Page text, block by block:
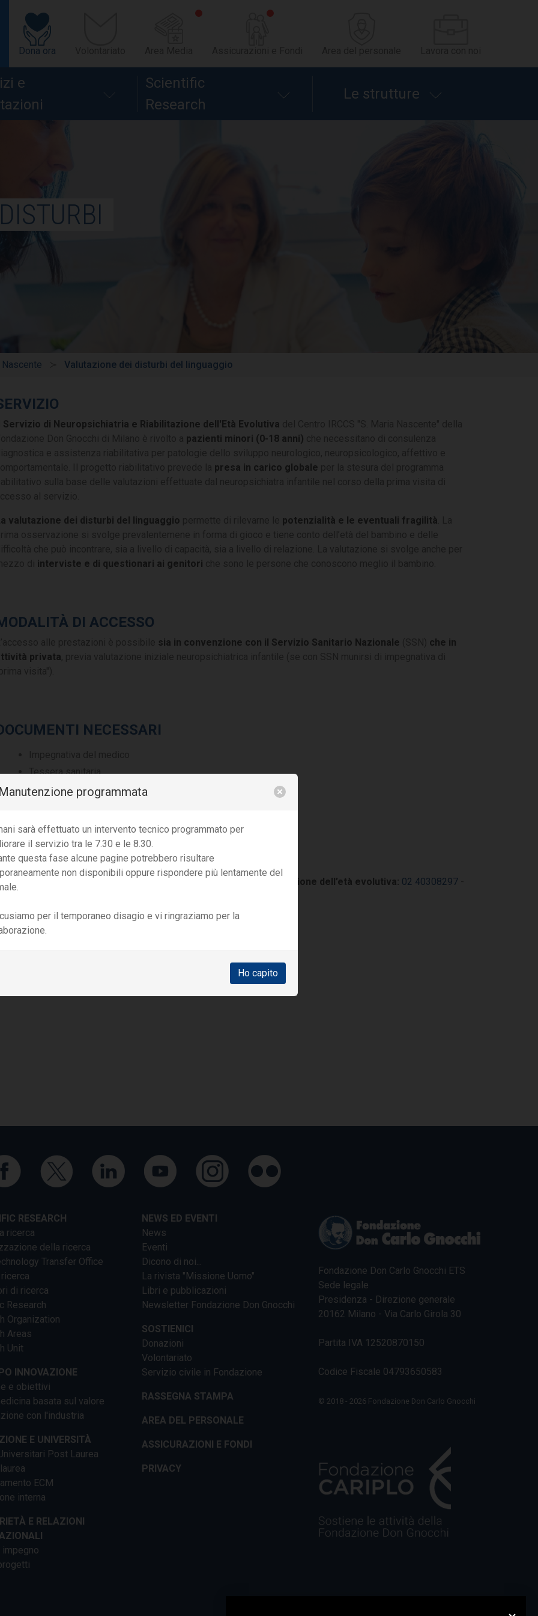
programmata
sarà effettuato un intervento tecnico programmato per
il servizio tra le 7.30 e le 8.30.
questa fase alcune pagine potrebbero risultare
non disponibili oppure rispondere più lentamente del
per il temporaneo disagio e vi ringraziamo per la
Ho capito
Dona ora
e
Scientific
Research
Le strutture
Nascente Valutazione dei disturbi del linguaggio
Servizio di Neuropsichiatria e Riabilitazione dell'Età Evolutiva
pazienti minori (0-18 anni)
presa in carico globale
valutazione dei disturbi del linguaggio potenzialità e le eventuali fragilità
interviste e di questionari ai genitori
DI ACCESSO
sia in convenzione con il Servizio Sanitario Nazionale
che in
privata
NECESSARI
Tessera sanitaria
Eventuale documentazione clinico-sanitaria utile
Centro Unico Prenotazioni - CUP:
02 40308244
Unità Operativa Complessa di Neuropsichiatria Infantile e riabilitazione dell’età evolutiva: 02 40308297
RESEARCH
ricerca
della ricerca
Transfer Office
di ricerca
Research
Organization
Areas
Unit
INNOVAZIONE
e obiettivi
basata sul valore
con l'industria
E UNIVERSITÀ
Post Laurea
ECM
interna
E RELAZIONI
impegno
NEWS ED EVENTI
News
Eventi
Dicono di noi...
La rivista "Missione Uomo"
Libri e pubblicazioni
Newsletter Fondazione Don Gnocchi
SOSTIENICI
Donazioni
Volontariato
Servizio civile in Fondazione
RASSEGNA STAMPA
AREA DEL PERSONALE
ASSICURAZIONI E FONDI
PRIVACY
Fondazione Don Carlo Gnocchi ETS
Sede legale
Presidenza - Direzione generale
20162 Milano - Via Carlo Girola 30
Partita IVA 12520870150
Codice Fiscale 04793650583
© 2018 - 2026 Fondazione Don Carlo Gnocchi